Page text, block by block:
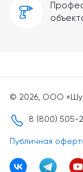
© 2026, ООО
8 (800) 505-
Публичная